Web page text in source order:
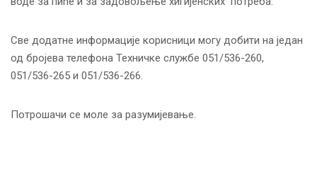
Све додатне информације корисници могу добити на један
од бројева телефона Техничке службе 051/536-260,
051/536-265 и 051/536-266.
Потрошачи се моле за разумијевање.